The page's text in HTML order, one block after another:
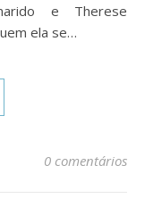
e Therese
ela se…
0 comentários